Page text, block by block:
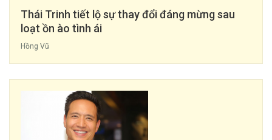
Thái Trinh tiết lộ sự thay đổi đáng mừng sau
loạt ồn ào tình ái
Hồng Vũ